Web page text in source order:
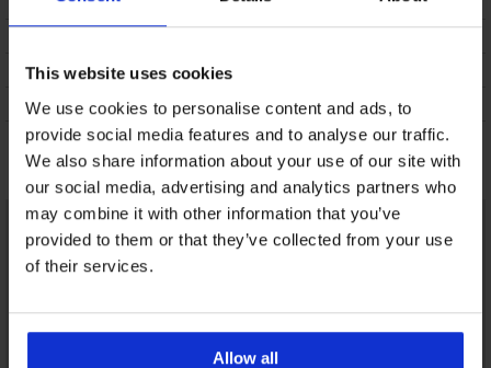
This website uses cookies
We use cookies to personalise content and ads, to
provide social media features and to analyse our traffic.
We also share information about your use of our site with
our social media, advertising and analytics partners who
may combine it with other information that you’ve
provided to them or that they’ve collected from your use
of their services.
Allow all
ΑΛΛΑΓΗ
ΣΥΝΤΗΡΗΣΗ ΚΑΙ ΠΛΥΣΗ
Μπορεί να σας αρέσει